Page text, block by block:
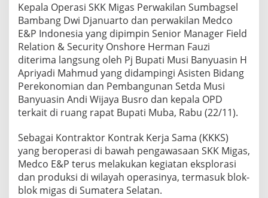
Kepala Operasi SKK Migas Perwakilan Sumbagsel
Bambang Dwi Djanuarto dan perwakilan Medco
E&P Indonesia yang dipimpin Senior Manager Field
Relation & Security Onshore Herman Fauzi
diterima langsung oleh Pj Bupati Musi Banyuasin H
Apriyadi Mahmud yang didampingi Asisten Bidang
Perekonomian dan Pembangunan Setda Musi
Banyuasin Andi Wijaya Busro dan kepala OPD
terkait di ruang rapat Bupati Muba, Rabu (22/11).
Sebagai Kontraktor Kontrak Kerja Sama (KKKS)
yang beroperasi di bawah pengawasaan SKK Migas,
Medco E&P terus melakukan kegiatan eksplorasi
dan produksi di wilayah operasinya, termasuk blok-
blok migas di Sumatera Selatan.